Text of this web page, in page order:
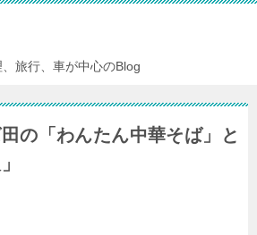
旅行、車が中心のBlog
の「わんたん中華そば」と